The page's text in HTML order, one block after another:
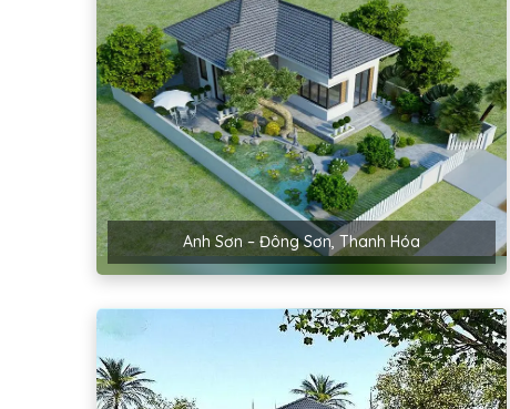
Anh Sơn – Đông Sơn, Thanh Hóa